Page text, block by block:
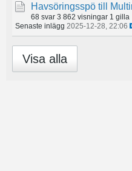
Havsöringsspö till
68 svar 3 862 visningar 1 gilla
Senaste inlägg 2025-12-28, 22:06
Visa alla